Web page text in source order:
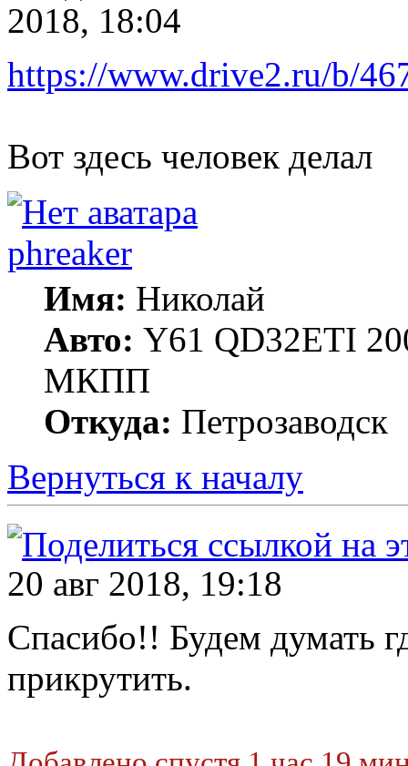
2018, 18:04
https://www.drive2.ru/b/
Вот здесь человек делал
phreaker
Имя: Николай
Авто: Y61 QD32ETI
МКПП
Откуда: Петрозаводск
Вернуться к началу
20 авг 2018, 19:18
Спасибо!! Будем думать
прикрутить.